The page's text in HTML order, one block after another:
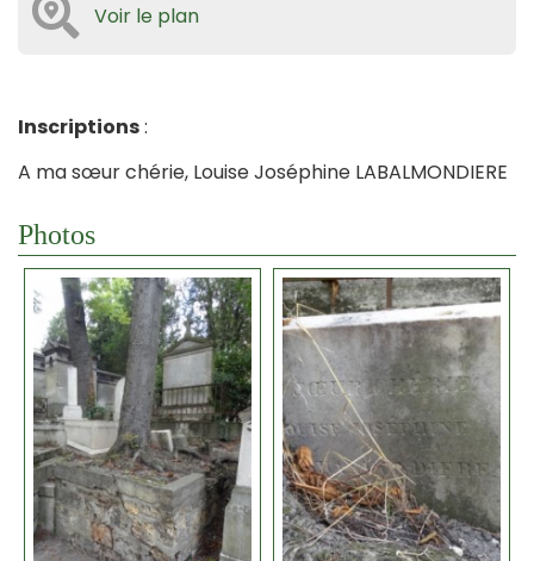
Voir le plan
Inscriptions:
A ma sœur chérie, Louise Joséphine LABALMONDIERE
Photos